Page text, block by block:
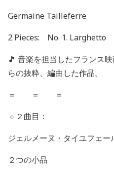
Germaine Tailleferre
2 Pieces: No. 1. Larghetto
🎵 音楽を担当したフランス映
らの抜粋、編曲した作品。
＝ ＝ ＝
🔹 ２曲目：
ジェルメーヌ・タイユフェ
２つの小品